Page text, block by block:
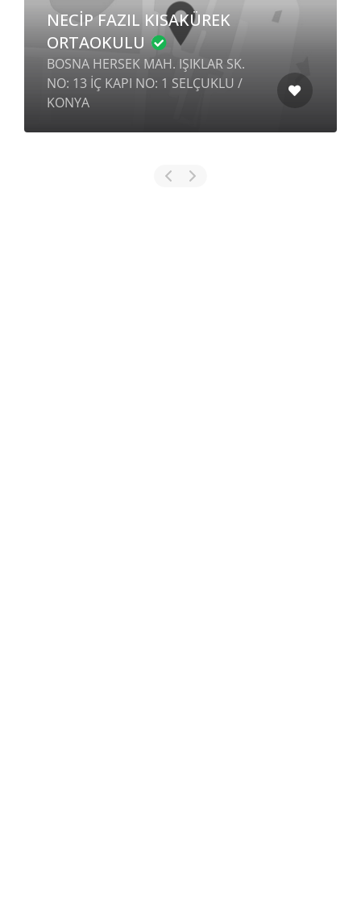
NECİP FAZIL KISAKÜREK
ORTAOKULU
BOSNA HERSEK MAH. IŞIKLAR SK.
NO: 13 İÇ KAPI NO: 1 SELÇUKLU /
KONYA